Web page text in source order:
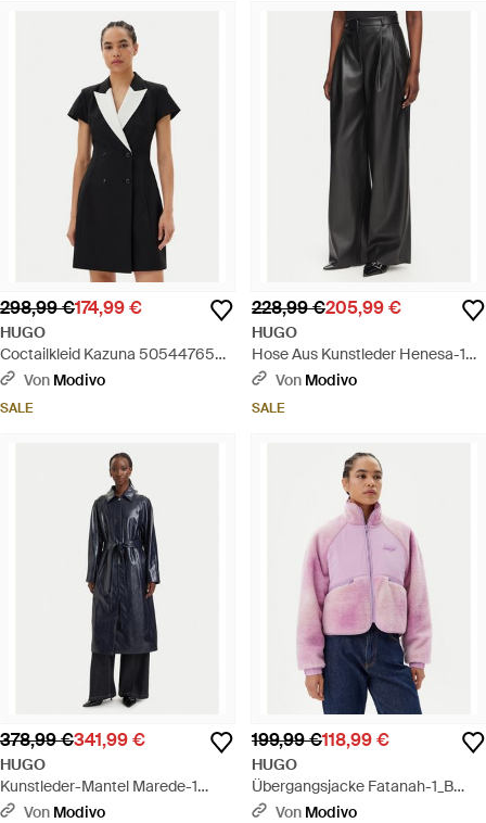
298,99 €174,99 €
HUGO
Coctailkleid Kazuna 50544765
Regular Fit - Schwarz
Von Modivo
SALE
228,99 €205,99 €
HUGO
Hose Aus Kunstleder Henesa-1
50563243 Regular Fit - Schwarz
Von Modivo
SALE
378,99 €341,99 €
HUGO
Kunstleder-Mantel Marede-1
50563173 Regular Fit - Blau
Von Modivo
199,99 €118,99 €
HUGO
Übergangsjacke Fatanah-1_B
50541233 Regular Fit - Lila
Von Modivo